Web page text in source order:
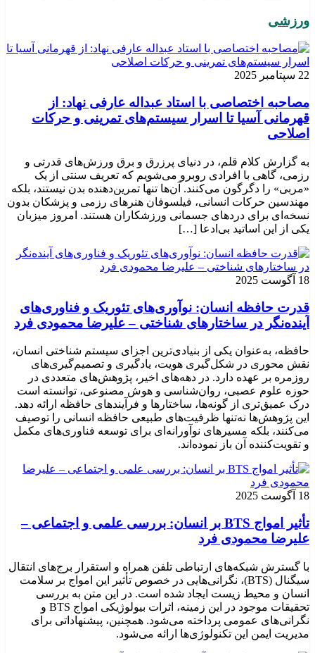
ورزشی
22 سپتامبر 2025
مصاحبه اختصاصی با استاد عبداله عارفی نهاد: از
قهرمانی آسیا تا اسرار سیستم‌های تمرینی و حرکات
اصلاحی
به گزارش کلام قلم، در دنیای پرزرق و برق ورزش‌های قدرتی و
رزمی، گاهی با افرادی روبرو می‌شویم که تعریف سنتی از یک
«مربی» را دگرگون می‌کنند. آن‌ها تنها تمرین‌دهنده بدن نیستند، بلکه
مهندسین حرکات انسانی، فیلسوفان هنرهای رزمی و پزشکان بدون
نسخه‌ای برای دردهای جسمانی ورزشکاران هستند. امروز میزبان
یکی از این اساتید بی‌ادعا […]
18 آگوست 2025
قدرت حافظه انسان: نوآوری‌های تئوریک و فناوری‌های
آینده‌نگر در ساختارهای شناختی – علیرضا محمودی فرد
حافظه، به‌عنوان یکی از بنیادی‌ترین اجزای سیستم شناختی انسان،
نقش محوری در شکل‌گیری هویت، یادگیری و تصمیم‌گیری‌های
روزمره بر عهده دارد. در دهه‌های اخیر، پژوهش‌های متعددی در
حوزه علوم عصبی، روان‌شناسی و هوش مصنوعی، توانسته‌ است
درک عمیق‌تری از گونه‌ها، ساختارها و فرآیندهای حافظه ارائه دهد.
این پژوهش‌ها نه‌تنها ظرفیت‌های طبیعی حافظه انسانی را توصیف
می‌کنند، بلکه مسیرهای نوآورانه‌ای برای توسعه فناوری‌های مکمل
و تقویت‌کننده آن باز نموده‌اند.
18 آگوست 2025
تأثیر امواج BTS بر انسان: بررسی علمی و اجتماعی –
علیرضا محمودی فرد
با گسترش شبکه‌های ارتباطی تلفن همراه و استقرار برج‌های انتقال
سیگنال (BTS)، نگرانی‌هایی در خصوص تأثیر این امواج بر سلامت
انسان و محیط زیست ایجاد شده است. در این متن به بررسی
تحقیقات موجود در این زمینه، اثرات بیولوژیکی امواج BTS و
نگرانی‌های عمومی پرداخته می‌شود. همچنین، پیشنهاداتی برای
مدیریت ایمن این تکنولوژی‌ها ارائه می‌شود.